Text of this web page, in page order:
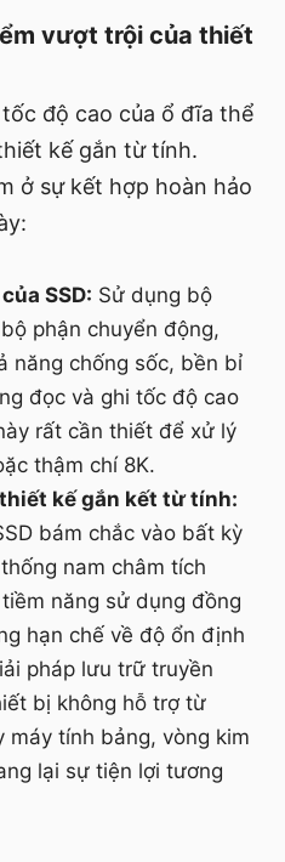
vượt trội của thiết
độ cao của ổ đĩa thể
kế gắn từ tính.
ở sự kết hợp hoàn hảo
SSD: Sử dụng bộ
phận chuyển động,
năng chống sốc, bền bỉ
đọc và ghi tốc độ cao
rất cần thiết để xử lý
thậm chí 8K.
kế gắn kết từ tính:
bám chắc vào bất kỳ
nam châm tích
năng sử dụng đồng
hạn chế về độ ổn định
pháp lưu trữ truyền
bị không hỗ trợ từ
máy tính bảng, vòng kim
lại sự tiện lợi tương